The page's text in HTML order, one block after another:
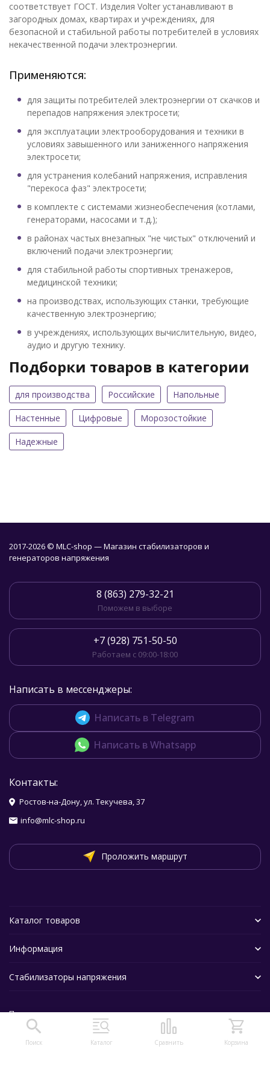
соответствует ГОСТ. Изделия Volter устанавливают в
загородных домах, квартирах и учреждениях, для
безопасной и стабильной работы потребителей в условиях
некачественной подачи электроэнергии.
Применяются:
для защиты потребителей электроэнергии от скачков и
перепадов напряжения электросети;
для эксплуатации электрооборудования и техники в
условиях завышенного или заниженного напряжения
электросети;
для устранения колебаний напряжения, исправления
"перекоса фаз" электросети;
в комплекте с системами жизнеобеспечения (котлами,
генераторами, насосами и т.д.);
в районах частых внезапных "не чистых" отключений и
включений подачи электроэнергии;
для стабильной работы спортивных тренажеров,
медицинской техники;
на производствах, использующих станки, требующие
качественную электроэнергию;
в учреждениях, использующих вычислительную, видео,
аудио и другую технику.
Подборки товаров в категории
для производства Российские Напольные
Настенные Цифровые Морозостойкие
Надежные
Поиск Каталог Сравнить Корзина
2017-2026 © MLC-shop — Магазин стабилизаторов и
генераторов напряжения
8 (863) 279-32-21
Поможем в выборе
+7 (928) 751-50-50
Работаем с 09:00-18:00
Написать в мессенджеры:
Написать в Telegram
Написать в Whatsapp
Контакты:
Ростов-на-Дону, ул. Текучева, 37
info@mlc-shop.ru
Проложить маршрут
Каталог товаров
Информация
Стабилизаторы напряжения
Политика персональных данных